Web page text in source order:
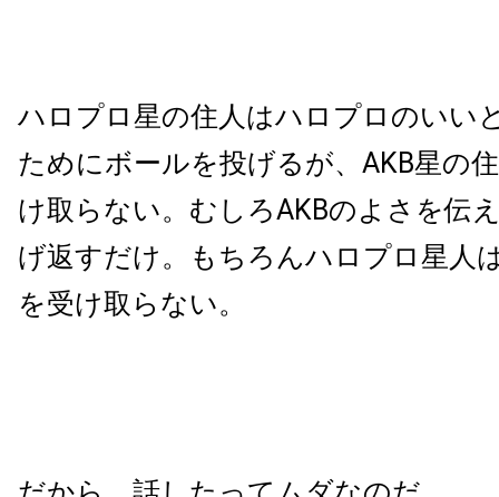
ハロプロ星の住人はハロプロのいい
ためにボールを投げるが、AKB星の
け取らない。むしろAKBのよさを伝
げ返すだけ。もちろんハロプロ星人
を受け取らない。